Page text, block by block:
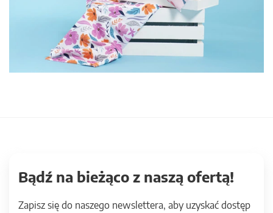
Bądź na bieżąco z naszą ofertą!
Zapisz się do naszego newslettera, aby uzyskać dostęp